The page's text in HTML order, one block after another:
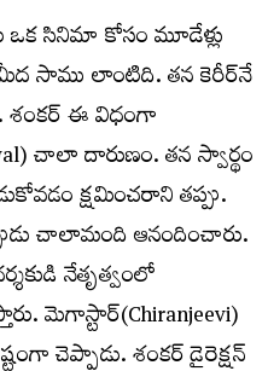
ఒక సినిమా కోసం మూడేళ్లు
సాము లాంటిది. తన కెరీర్నే
ఈ విధంగా
చాలా దారుణం. తన స్వార్థం
క్షమించరాని తప్పు.
చాలామంది ఆనందించారు.
నేతృత్వంలో
మెగాస్టార్​(Chiranjeevi)
చెప్పాడు. శంకర్డైరెక్షన్